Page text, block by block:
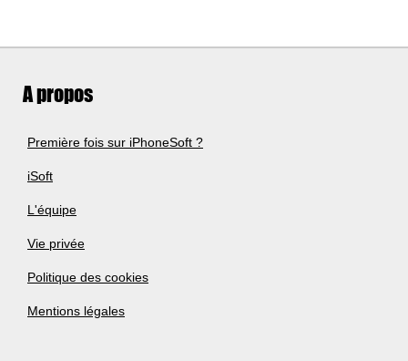
A propos
Première fois sur iPhoneSoft ?
iSoft
L'équipe
Vie privée
Politique des cookies
Mentions légales